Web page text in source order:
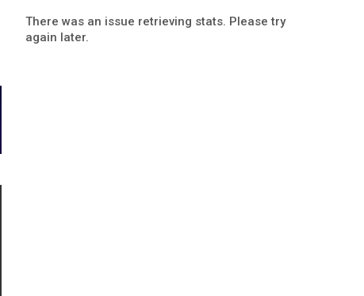
There was an issue retrieving stats. Please try
again later.